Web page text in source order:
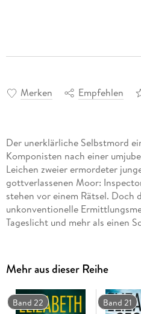
Merken Empfehlen
Der unerklärliche Selbstmord
Komponisten nach einer
Leichen zweier ermordeter
gottverlassenen Moor:
stehen vor einem Rätsel. Doch
unkonventionelle
Tageslicht und mehr als einen
Mehr aus dieser Reihe
Band 22 Band 21